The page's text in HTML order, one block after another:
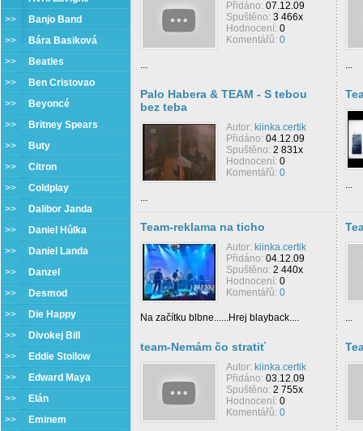
>>
Banjo Band
>>
Bára Basiková
>>
Beatles
>>
Ben Cristovao
>>
Beyoncé
>>
Britney Spears
>>
Buty
>> Citron
>> Coldplay
>>
Dalibor Janda
>>
Daniel Hůlka
>>
Daniel Landa
>>
Danzel
>>
Desmod
>>
Die Happy
>>
Divokej Bill
>>
Eddie Stoilow
>>
Edward Maya
>>
Elán
>>
Eminem
Přidáno: 07.12.09
Spuštěno: 3 466x
Hodnocení: 0
Komentářů: 0
... ...
Palo Habera & TEAM - S tebou
bez teba
Autor: kiinka.certik
Přidáno: 04.12.09
Spuštěno: 2 831x
Hodnocení: 0
Komentářů: 0
...
...
Team-reklama na ticho
Autor: kiinka.certik
Přidáno: 04.12.09
Spuštěno: 2 440x
Hodnocení: 0
Komentářů: 0
Na začítku blbne......Hrej blayback.... ...
team-Nemám čo stratiť
Autor: kiinka.certik
Přidáno: 03.12.09
Spuštěno: 2 755x
Hodnocení: 0
Komentářů: 0